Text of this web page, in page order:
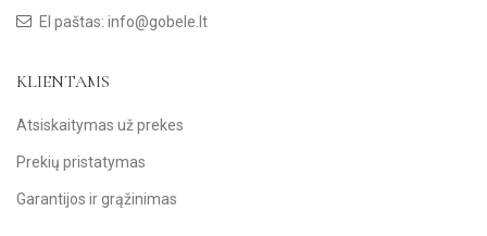
El paštas: info@gobele.lt
KLIENTAMS
Atsiskaitymas už prekes
Prekių pristatymas
Garantijos ir grąžinimas